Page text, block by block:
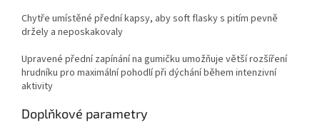
Chytře umístěné přední kapsy, aby soft flasky s pitím pevně
držely a neposkakovaly
Upravené přední zapínání na gumičku umožňuje větší rozšíření
hrudníku pro maximální pohodlí při dýchání během intenzivní
aktivity
Doplňkové parametry